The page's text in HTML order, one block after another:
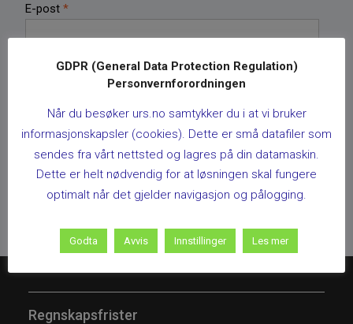
E-post *
Nettsted
Regnskapsfrister
GDPR (General Data Protection Regulation)
Personvernforordningen
Når du besøker urs.no samtykker du i at vi bruker
informasjonskapsler (cookies). Dette er små datafiler som
sendes fra vårt nettsted og lagres på din datamaskin.
Dette er helt nødvendig for at løsningen skal fungere
optimalt når det gjelder navigasjon og pålogging.
Godta Avvis Innstillinger Les mer